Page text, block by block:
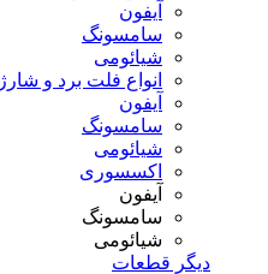
آیفون
سامسونگ
شیائومی
انواع فلت برد و شارژ
آیفون
سامسونگ
شیائومی
اکسسوری
آیفون
سامسونگ
شیائومی
دیگر قطعات